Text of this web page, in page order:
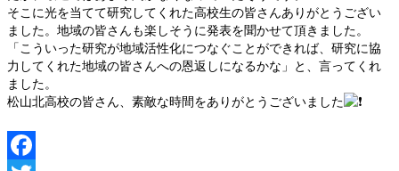
そこに光を当てて研究してくれた高校生の皆さんありがとうござい
ました。地域の皆さんも楽しそうに発表を聞かせて頂きました。
「こういった研究が地域活性化につなぐことができれば、研究に協
力してくれた地域の皆さんへの恩返しになるかな」と、言ってくれ
ました。
松山北高校の皆さん、素敵な時間をありがとうございました